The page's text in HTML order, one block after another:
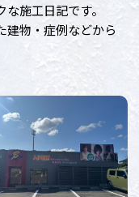
施工日記です。
建物・症例などから